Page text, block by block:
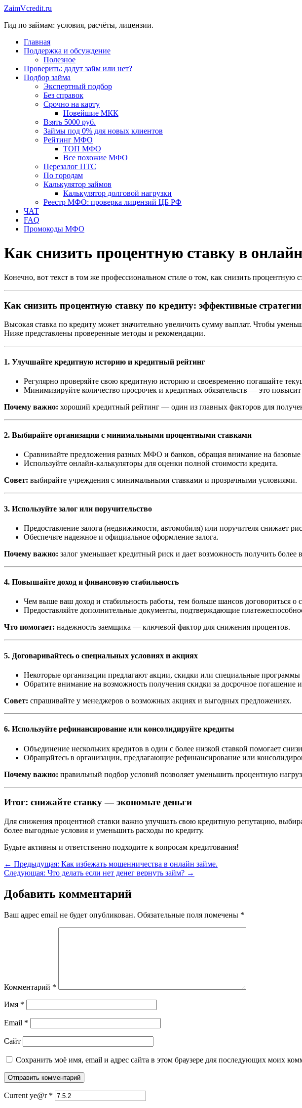
Перейти
содержимому
ZaimVcredit.ru
Гид по займам: условия, расчёты, лицензии.
Главная
Поддержка и обсуждение
Полезное
Проверить: дадут займ или нет?
Подбор займа
Экспертный подбор
Без справок
Срочно на карту
Новейшие МКК
Взять 5000 руб.
Займы под 0% для новых клиентов
Рейтинг МФО
ТОП МФО
Все похожие МФО
Перезалог ПТС
По городам
Калькулятор займов
Калькулятор долговой нагрузки
Реестр МФО: проверка лицензий ЦБ РФ
ЧАТ
FAQ
Промокоды МФО
Как снизить процентную ставку в
Конечно, вот текст в том же профессиональном стиле о том, как снизить
Как снизить процентную ставку по кредиту: эффективные
Высокая ставка по кредиту может значительно увеличить сумму выплат. Чтобы
Ниже представлены проверенные методы и рекомендации.
1. Улучшайте кредитную историю и кредитный рейтинг
Регулярно проверяйте свою кредитную историю и своевременно погашайте
Минимизируйте количество просрочек и кредитных обязательств — это
Почему важно: хороший кредитный рейтинг — один из главных факторов для
2. Выбирайте организации с минимальными процентными ставками
Сравнивайте предложения разных МФО и банков, обращая внимание на базовые
Используйте онлайн-калькуляторы для оценки полной стоимости кредита.
Совет: выбирайте учреждения с минимальными ставками и прозрачными условиями.
3. Используйте залог или поручительство
Предоставление залога (недвижимости, автомобиля) или поручителя снижает
Обеспечьте надежное и официальное оформление залога.
Почему важно: залог уменьшает кредитный риск и дает возможность получить более
4. Повышайте доход и финансовую стабильность
Чем выше ваш доход и стабильность работы, тем больше шансов договориться о
Предоставляйте дополнительные документы, подтверждающие
Что помогает: надежность заемщика — ключевой фактор для снижения процентов.
5. Договаривайтесь о специальных условиях и акциях
Некоторые организации предлагают акции, скидки или специальные программы
Обратите внимание на возможность получения скидки за досрочное погашение
Совет: спрашивайте у менеджеров о возможных акциях и выгодных предложениях.
6. Используйте рефинансирование или консолидируйте кредиты
Объединение нескольких кредитов в один с более низкой ставкой помогает
Обращайтесь в организации, предлагающие рефинансирование или
Почему важно: правильный подбор условий позволяет уменьшить процентную
Итог: снижайте ставку — экономьте деньги
Для снижения процентной ставки важно улучшать свою кредитную репутацию,
более выгодные условия и уменьшить расходы по кредиту.
Будьте активны и ответственно подходите к вопросам кредитования!
← Предыдущая: Как избежать мошенничества в онлайн займе.
Следующая: Что делать если нет денег вернуть займ? →
Добавить комментарий
Ваш адрес email не будет опубликован. Обязательные поля помечены *
Комментарий *
Имя *
Email *
Сайт
Сохранить моё имя, email и адрес сайта в этом браузере для последующих моих
Current ye@r *